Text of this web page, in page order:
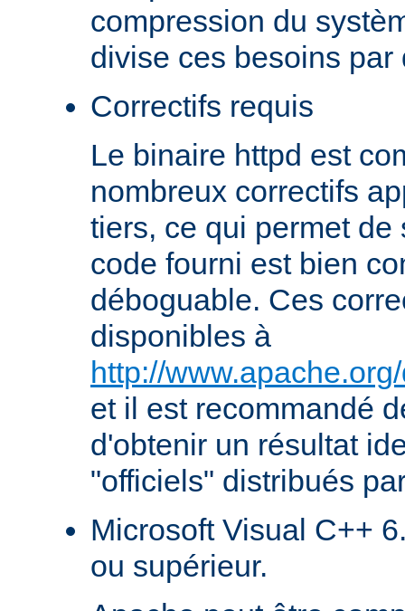
compression du
divise ces besoins par
Correctifs requis
Le binaire httpd est
nombreux correctifs
tiers, ce qui permet de
code fourni est bien
déboguable. Ces
disponibles à
http://
et il est recommandé
d'obtenir un résultat
"officiels" distribués
Microsoft Visual C++
ou supérieur.